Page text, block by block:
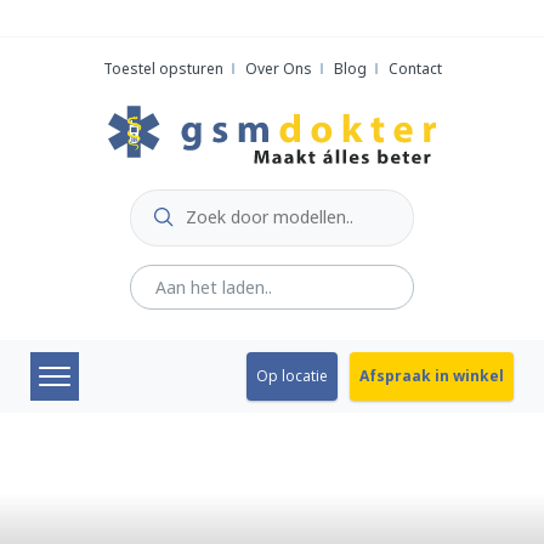
Toestel opsturen Over Ons Blog Contact
Op locatie Afspraak in winkel